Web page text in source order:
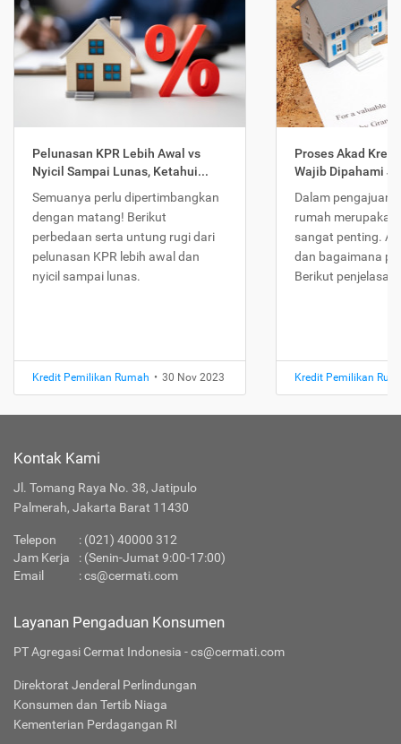
Pelunasan KPR Lebih Awal vs
Nyicil Sampai Lunas, Ketahui...
Semuanya perlu dipertimbangkan
dengan matang! Berikut
perbedaan serta untung rugi dari
pelunasan KPR lebih awal dan
nyicil sampai lunas.
Kredit Pemilikan Rumah • 30 Nov 2023
Proses Akad
Wajib Dipahami
Dalam pengajuan
rumah
sangat penting.
dan bagaimana
Berikut
Kredit Pemilikan
Kontak Kami
Jl. Tomang Raya No. 38, Jatipulo
Palmerah, Jakarta Barat 11430
Telepon : (021) 40000 312
Jam Kerja
: (Senin-Jumat 9:00-17:00)
Email
:cs@cermati.com
Layanan Pengaduan Konsumen
PT Agregasi Cermat Indonesia - cs@cermati.com
Direktorat Jenderal Perlindungan
Konsumen dan Tertib Niaga
Kementerian Perdagangan RI